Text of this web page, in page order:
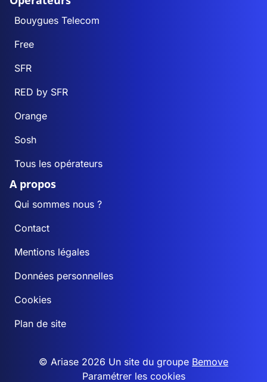
Bouygues Telecom
Free
SFR
RED by SFR
Orange
Sosh
Tous les opérateurs
A propos
Qui sommes nous ?
Contact
Mentions légales
Données personnelles
Cookies
Plan de site
© Ariase 2026 Un site du groupe Bemove
Paramétrer les cookies